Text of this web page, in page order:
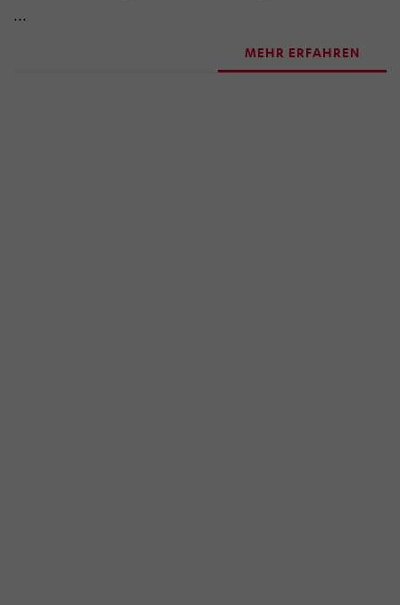
...
MEHR ERFAHREN